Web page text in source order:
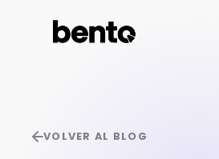
VOLVER AL BLOG